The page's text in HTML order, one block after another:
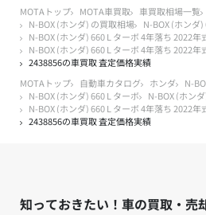
MOTAトップ MOTA車買取 車買取相場一覧
N-BOX (ホンダ) の買取相場
N-BOX (ホンダ)
N-BOX (ホンダ) 660 L ターボ 4年落ち 2022年
N-BOX (ホンダ) 660 L ターボ 4年落ち 2022年
2438856の車買取 査定価格実績
MOTAトップ
自動車カタログ ホンダ N-
N-BOX (ホンダ) 660 L ターボ
N-BOX (ホン
N-BOX (ホンダ) 660 L ターボ 4年落ち 2022年
2438856の車買取 査定価格実績
知っておきたい！車の買取・売